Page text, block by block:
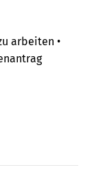
arbeiten •